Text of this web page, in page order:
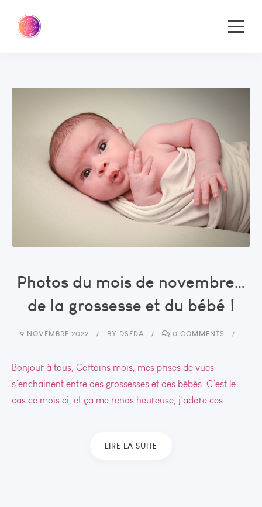
Photos du mois de novembre…
de la grossesse et du bébé !
9 NOVEMBRE 2022 BY DSEDA 0 COMMENTS
Bonjour à tous, Certains mois, mes prises de vues
s’enchainent entre des grossesses et des bébés. C’est le
cas ce mois ci, et ça me rends heureuse, j’adore ces...
LIRE LA SUITE